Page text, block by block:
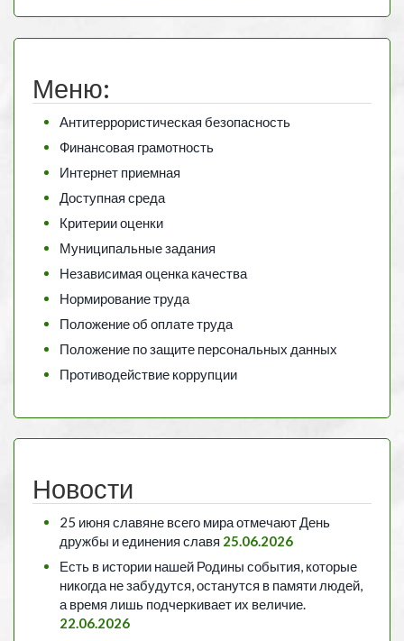
Меню:
Антитеррористическая безопасность
Финансовая грамотность
Интернет приемная
Доступная среда
Критерии оценки
Муниципальные задания
Независимая оценка качества
Нормирование труда
Положение об оплате труда
Положение по защите персональных данных
Противодействие коррупции
Новости
25 июня славяне всего мира отмечают День
дружбы и единения славя 25.06.2026
Есть в истории нашей Родины события, которые
никогда не забудутся, останутся в памяти людей,
а время лишь подчеркивает их величие.
22.06.2026